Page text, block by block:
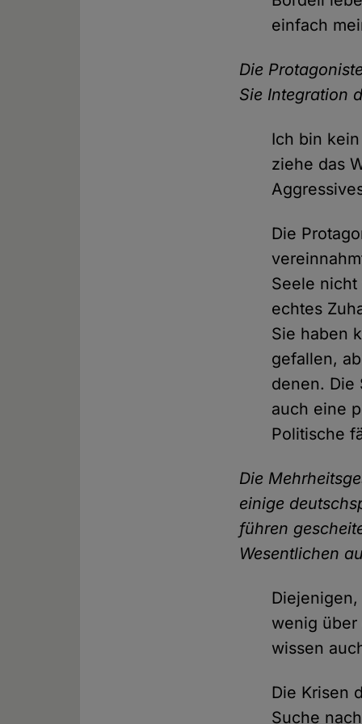
einfach
Die
Sie Integration
Ich bin
ziehe das
Die
Seele
echtes
Sie haben
gefallen,
denen. Die
auch eine
Politische
Die
einige
führen
Wesentlichen
wenig über
wissen
Die Krisen
Suche